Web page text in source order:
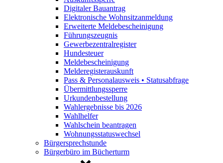
Digitaler Bauantrag
Elektronische Wohnsitzanmeldung
Erweiterte Meldebescheinigung
Führungszeugnis
Gewerbezentralregister
Hundesteuer
Meldebescheinigung
Melderegisterauskunft
Pass & Personalausweis • Statusabfrage
Übermittlungssperre
Urkundenbestellung
Wahlergebnisse bis 2026
Wahlhelfer
Wahlschein beantragen
Wohnungsstatuswechsel
Bürgersprechstunde
Bürgerbüro im Bücherturm